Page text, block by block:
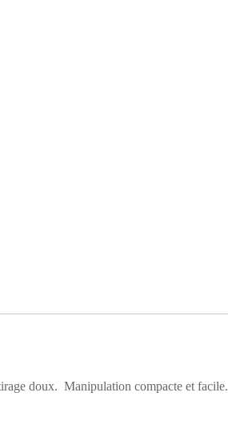
doux­. Manipulation compacte et facile.